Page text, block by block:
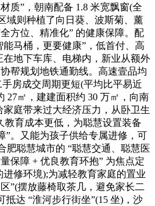
质”，朝南配备 1.8 米宽飘窗(全
域则种植了向日葵、波斯菊、薰
方位、精准化” 的健康保障。配
马桶，更要健康”，低首付、高
地下车库、电梯内，新业从额外
帮规划地铁通勤线。高速壹品均
房成交周期更短(平均比平易近
27㎡，建建面积约 30 万㎡，向南
庭带来过大经济压力，从卧卫生
教育成本更低，为聪慧设置装备
”。又能为孩子供给专属进修，可
肥聪慧城市的 “聪慧交通、聪慧医
保障 + 优良教育环抱” 为焦点定
修环境);为减轻教育家庭的置业
”(摆放藤椅取茶几，避免家长二
抵达 “淮河步行街坐”(15 坐)，沙